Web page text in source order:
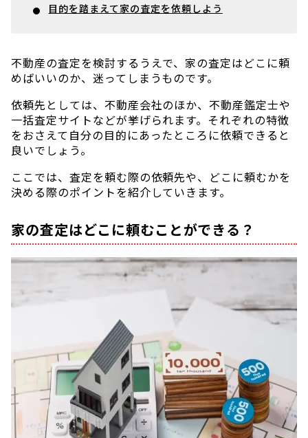
目的を踏まえて家の査定を依頼しよう
不動産の査定を検討するうえで、家の査定はどこに頼
めばいいのか、迷ってしまうものです。
依頼先としては、不動産会社のほか、不動産鑑定士や
一括査定サイトなどが挙げられます。それぞれの特徴
をおさえて自分の目的にあったところに依頼できると
良いでしょう。
ここでは、査定を頼む際の依頼先や、どこに頼むかを
決める際のポイントを紹介していきます。
家の査定はどこに頼むことができる？